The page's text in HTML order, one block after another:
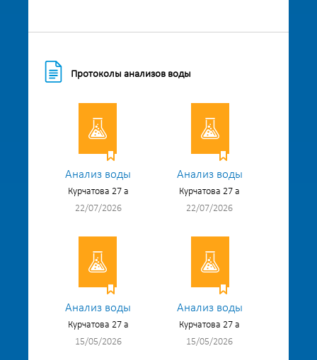
Протоколы анализов воды
Анализ воды
Курчатова 27 а
22/07/2026
Анализ воды
Курчатова 27 а
22/07/2026
Анализ воды
Курчатова 27 а
15/05/2026
Анализ воды
Курчатова 27 а
15/05/2026